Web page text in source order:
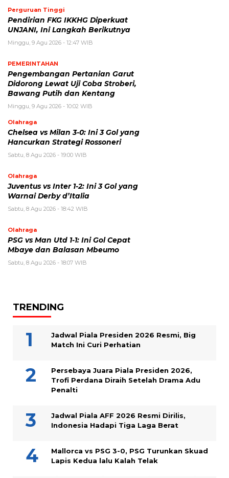
Perguruan Tinggi
Pendirian FKG IKKHG Diperkuat
UNJANI, Ini Langkah Berikutnya
Minggu, 9 Agu 2026 - 12:47 WIB
PEMERINTAHAN
Pengembangan Pertanian Garut
Didorong Lewat Uji Coba Stroberi,
Bawang Putih dan Kentang
Minggu, 9 Agu 2026 - 10:02 WIB
Olahraga
Chelsea vs Milan 3-0: Ini 3 Gol yang
Hancurkan Strategi Rossoneri
Sabtu, 8 Agu 2026 - 19:00 WIB
Olahraga
Juventus vs Inter 1-2: Ini 3 Gol yang
Warnai Derby d’Italia
Sabtu, 8 Agu 2026 - 18:42 WIB
Olahraga
PSG vs Man Utd 1-1: Ini Gol Cepat
Mbaye dan Balasan Mbeumo
Sabtu, 8 Agu 2026 - 18:07 WIB
TRENDING
Jadwal Piala Presiden 2026 Resmi, Big
Match Ini Curi Perhatian
Persebaya Juara Piala Presiden 2026,
Trofi Perdana Diraih Setelah Drama Adu
Penalti
Jadwal Piala AFF 2026 Resmi Dirilis,
Indonesia Hadapi Tiga Laga Berat
Mallorca vs PSG 3-0, PSG Turunkan Skuad
Lapis Kedua lalu Kalah Telak